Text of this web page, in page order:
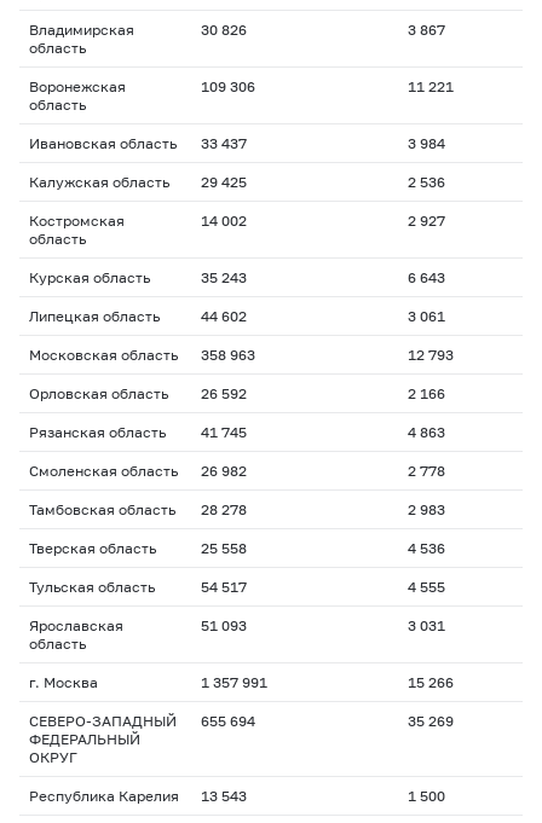
Владимирская
область
30 826 3 867
Воронежская
область
109 306 11 221
Ивановская область 33 437 3 984
Калужская область 29 425 2 536
Костромская
область
14 002 2 927
Курская область 35 243 6 643
Липецкая область 44 602 3 061
Московская область 358 963 12 793
Орловская область 26 592 2 166
Рязанская область 41 745 4 863
Смоленская область 26 982 2 778
Тамбовская область 28 278 2 983
Тверская область 25 558 4 536
Тульская область 54 517 4 555
Ярославская
область
51 093 3 031
г. Москва 1 357 991 15 266
СЕВЕРО-ЗАПАДНЫЙ
ФЕДЕРАЛЬНЫЙ
ОКРУГ
655 694 35 269
Республика Карелия 13 543 1 500